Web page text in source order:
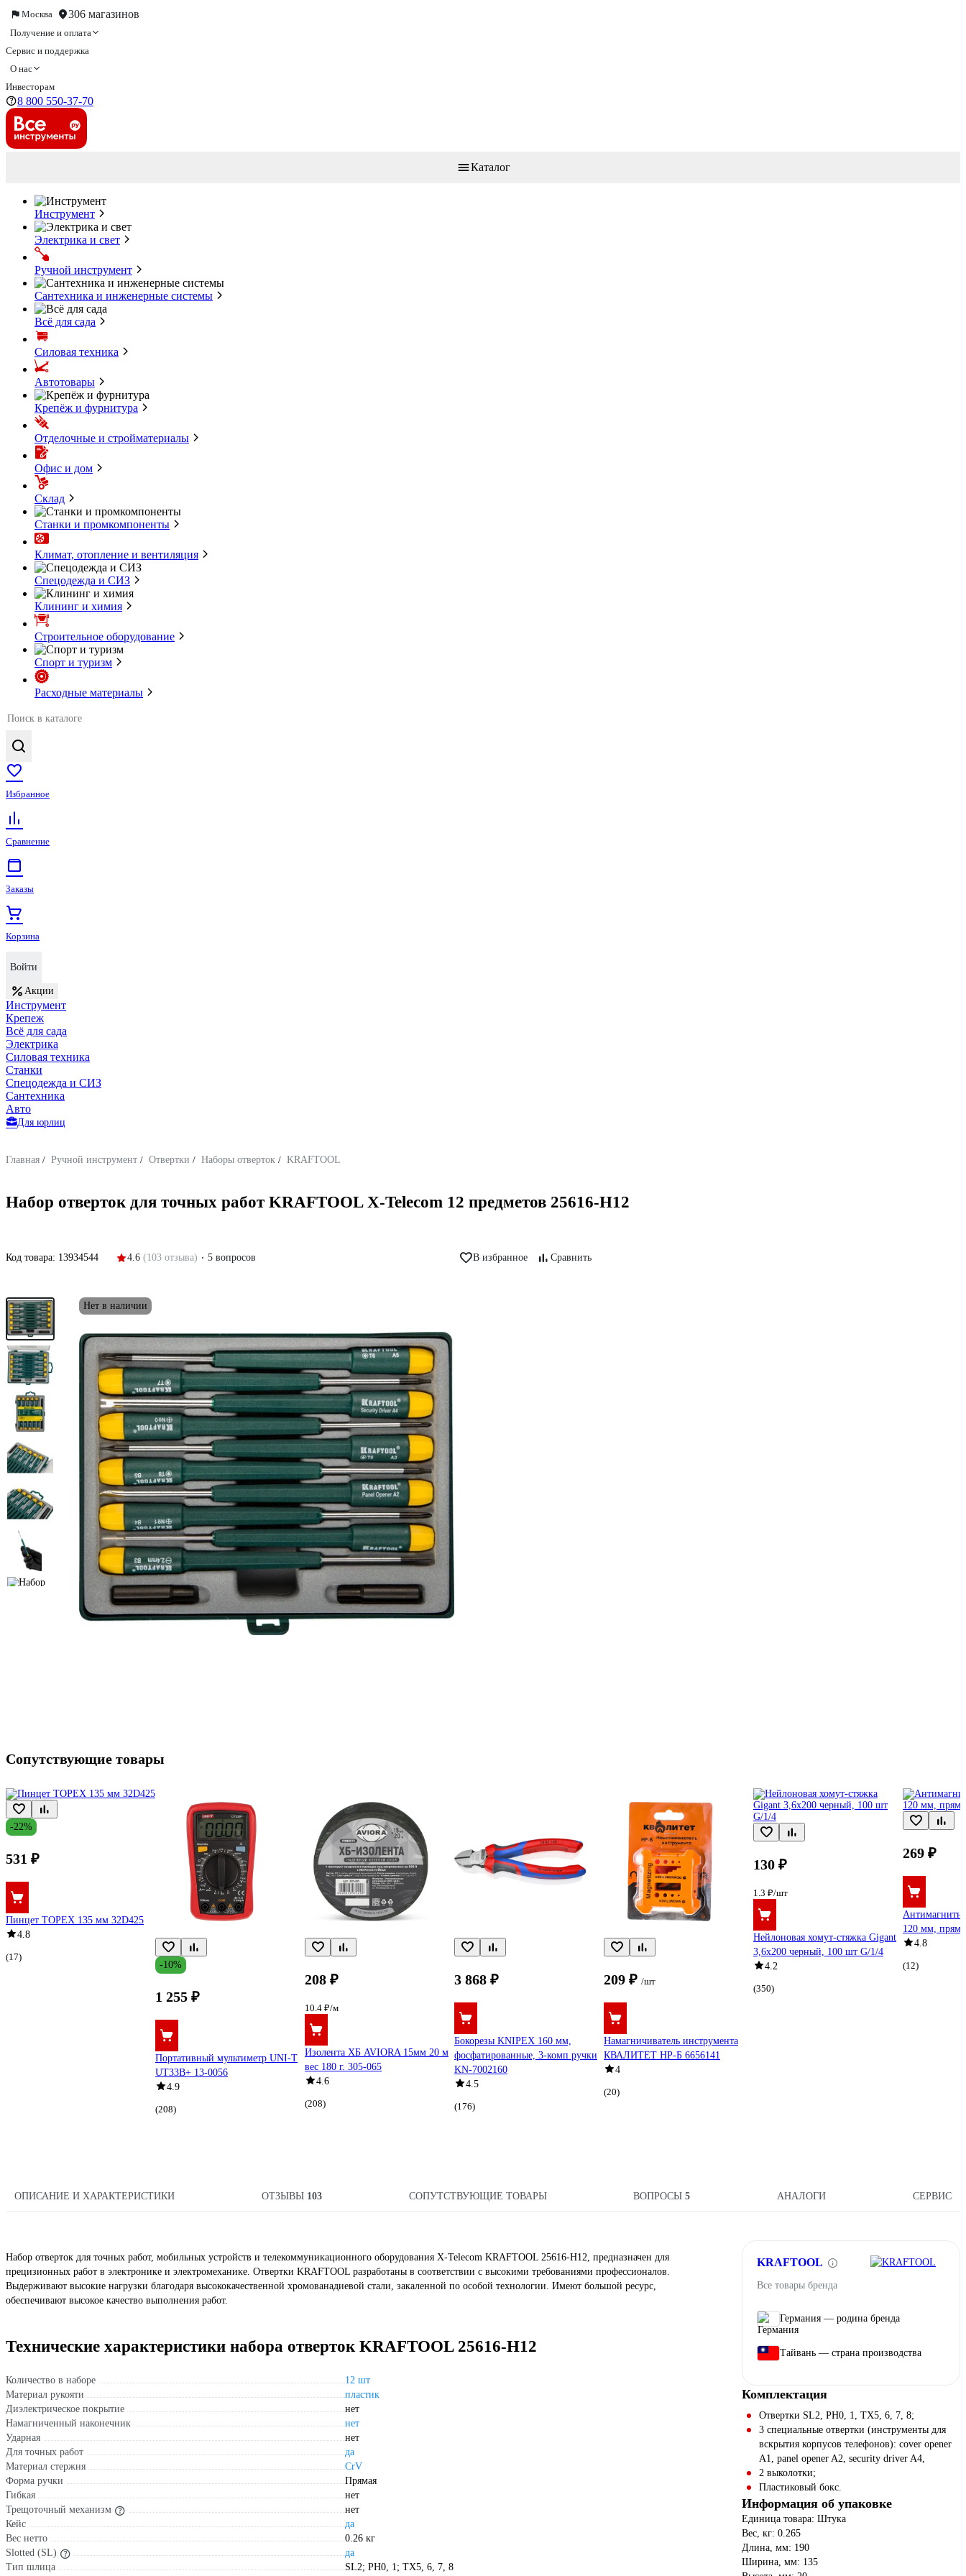
Москва 306 магазинов
Получение и оплата
Сервис и поддержка
О нас
Инвесторам
8 800 550-37-70
Каталог
Инструмент
Электрика и свет
Ручной инструмент
Сантехника и инженерные системы
Всё для сада
Силовая техника
Автотовары
Крепёж и фурнитура
Отделочные и стройматериалы
Офис и дом
Склад
Станки и промкомпоненты
Климат, отопление и вентиляция
Спецодежда и СИЗ
Клининг и химия
Строительное оборудование
Спорт и туризм
Расходные материалы
Избранное
Сравнение
Заказы
Корзина
Войти
Акции
Инструмент
Крепеж
Всё для сада
Электрика
Силовая техника
Станки
Спецодежда и СИЗ
Сантехника
Авто
Для юрлиц
Главная / Ручной инструмент / Отвертки / Наборы отверток / KRAFTOOL
Набор отверток для точных работ KRAFTOOL X-Telecom 12 предметов 25616-H12
Код товара: 13934544 4.6 (103 отзыва) 5 вопросов В избранное Сравнить
Нет в наличии
Сопутствующие товары
-22%
531 ₽
Пинцет TOPEX 135 мм 32D425
4.8
(17)
-10%
1 255 ₽
Портативный мультиметр UNI-T
UT33B+ 13-0056
4.9
(208)
208 ₽
10.4 ₽/м
Изолента ХБ AVIORA 15мм 20 м
вес 180 г. 305-065
4.6
(208)
3 868 ₽
Бокорезы KNIPEX 160 мм,
фосфатированные, 3-комп ручки
KN-7002160
4.5
(176)
209 ₽ /шт
Намагничиватель инструмента
КВАЛИТЕТ НР-Б 6656141
4
(20)
130 ₽
1.3 ₽/шт
Нейлоновая хомут-стяжка Gigant
3,6х200 черный, 100 шт G/1/4
4.2
(350)
269 ₽
120 мм,
4.8
(12)
ОПИСАНИЕ И ХАРАКТЕРИСТИКИ ОТЗЫВЫ 103 СОПУТСТВУЮЩИЕ ТОВАРЫ ВОПРОСЫ5 АНАЛОГИ СЕРВИС
Набор отверток для точных работ, мобильных устройств и телекоммуникационного оборудования X-Telecom KRAFTOOL 25616-H12, предназначен для
прецизионных работ в электронике и электромеханике. Отвертки KRAFTOOL разработаны в соответствии с высокими требованиями профессионалов.
Выдерживают высокие нагрузки благодаря высококачественной хромованадиевой стали, закаленной по особой технологии. Имеют большой ресурс,
обеспечивают высокое качество выполнения работ.
Технические характеристики набора отверток KRAFTOOL 25616-H12
Количество в наборе
12 шт
Материал рукояти
пластик
Диэлектрическое покрытие
нет
Намагниченный наконечник
нет
Ударная
нет
Для точных работ
да
Материал стержня
CrV
Форма ручки
Прямая
Гибкая
нет
Трещоточный механизм
нет
Кейс
да
Вес нетто
0.26 кг
Slotted (SL)
да
Тип шлица
SL2; PH0, 1; TX5, 6, 7, 8
KRAFTOOL
Все товары бренда
Германия — родина бренда
Тайвань — страна производства
Комплектация
Отвертки SL2, PH0, 1, TX5, 6, 7, 8;
3 специальные отвертки (инструменты для
вскрытия корпусов телефонов): cover opener
A1, panel opener A2, security driver A4,
2 выколотки;
Пластиковый бокс.
Информация об упаковке
Единица товара: Штука
Вес, кг: 0.265
Длина, мм: 190
Ширина, мм: 135